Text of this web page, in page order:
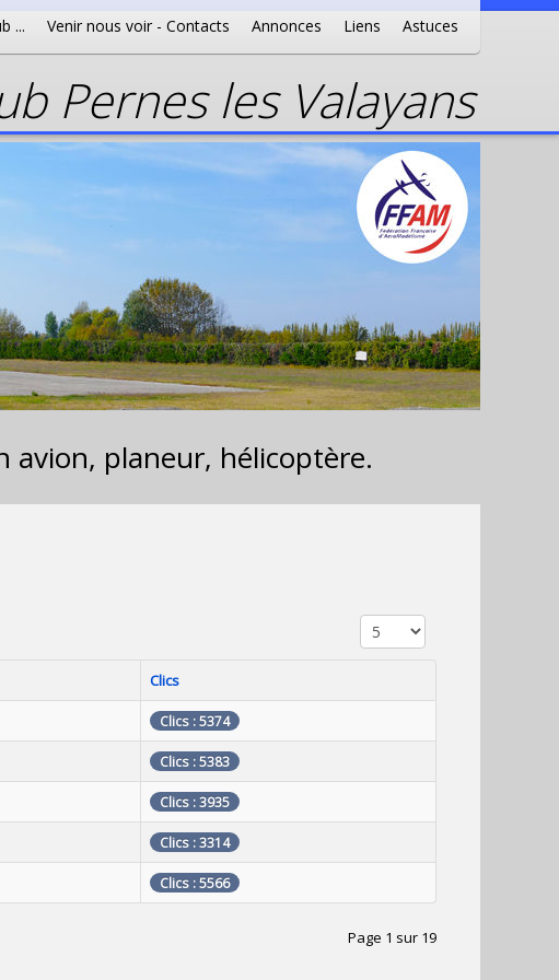
... Venir nous voir - Contacts Annonces Liens Astuces
Pernes les Valayans
avion, planeur, hélicoptère.
Affichage #
Clics
Clics : 5374
Clics : 5383
Clics : 3935
Clics : 3314
Clics : 5566
Page 1 sur 19